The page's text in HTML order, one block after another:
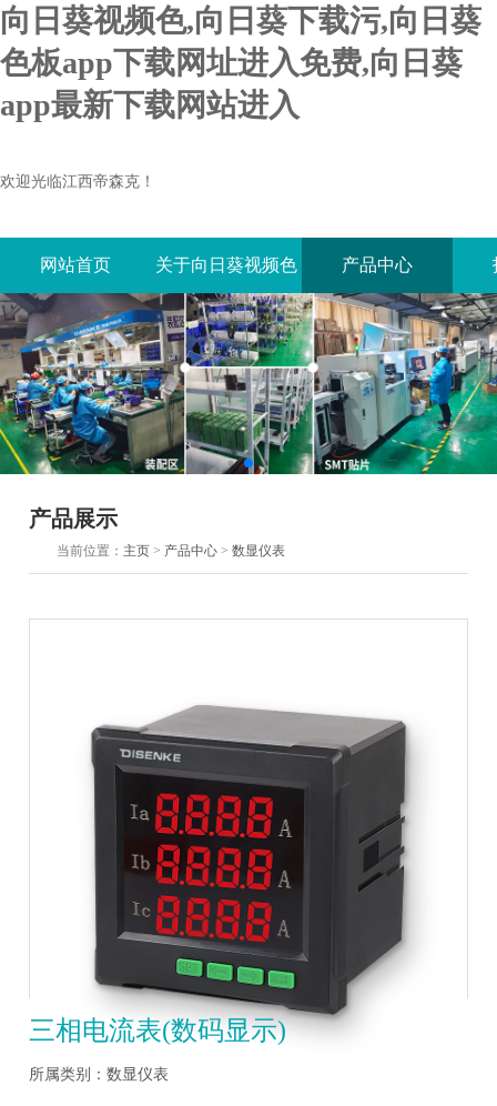
向日葵视频色,向日葵下载污,向日葵
色板app下载网址进入免费,向日葵
app最新下载网站进入
欢迎光临江西帝森克！
网站首页 关于向日葵视频色 产品中心
产品展示
当前位置： 主页 > 产品中心 >数显仪表
三相电流表(数码显示)
所属类别：数显仪表